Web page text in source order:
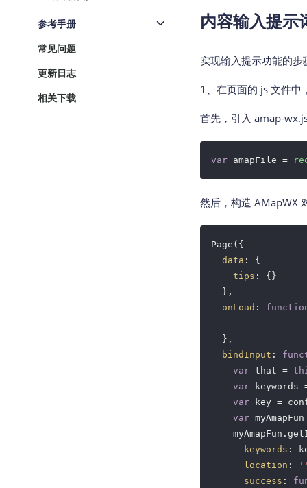
参考手册
常见问题
更新日志
相关下载
内容输入提示
实现输入提示功能的步
1、在页面的 js 文件中
首先，引入 amap-
var amapFile =
然后，构造 AMapWX
Page({
data : {
tips : {}
  },
onLoad :
  },
bindInput :
var that =
var
var key =
var
keywords :
location :
success :